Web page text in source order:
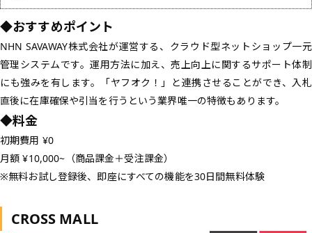
◆おすすめポイント
NHN SAVAWAY株式会社が運営する、クラウド型ネットショップ一元
管理システムです。運用方法に加え、売上向上に関するサポート体制
にも強みを有します。「ヤフオク！」と連携させることができ、入札
直後に在庫確保や引当を行うという業界唯一の特徴もあります。
◆料金
初期費用 ¥0
月額 ¥10,000~（商品課金＋受注課金）
※無料お試し登録後、即座にすべての機能を30日間無料体験
CROSS MALL